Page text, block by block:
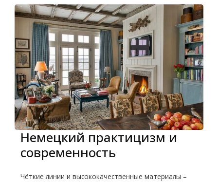
Немецкий практицизм и
современность
​Чёткие линии и высококачественные материалы –